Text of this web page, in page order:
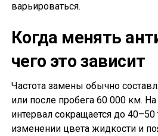
варьироваться.
Когда менять
чего это зависит
Частота замены обычно
или после пробега 60 000 км.
интервал сокращается до
изменении цвета жидкости и